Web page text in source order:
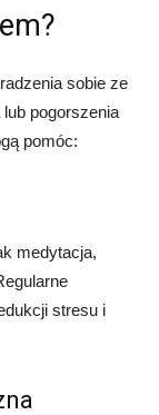
sobie ze
pogorszenia
pomóc:
medytacja,
stresu i